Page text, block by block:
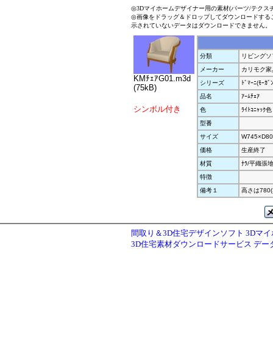
◎3Dマイホームデザイナー用の素材(パーツ/テクス
◎画像をドラッグ＆ドロップしてダウンロードす
示されていないデータはダウンロードできません。
KMﾁｪｱG01.m3d
(75kB)
シンボル付き
分類
リビング
メーカー
カリモク家
シリーズ
ﾄﾞﾏｰﾆ(ﾓｰｶﾞ
品名
ｱｰﾑﾁｪｱ
色
ﾗｲﾄｺﾆｬｯｸ色
型番
サイズ
価格
生産終了
材質
ﾅﾗ/平織張地
特徴
備考１
高さは
間取り＆3D住宅デザインソフト 3Dマ
3D住宅素材ダウンロードサービス デー